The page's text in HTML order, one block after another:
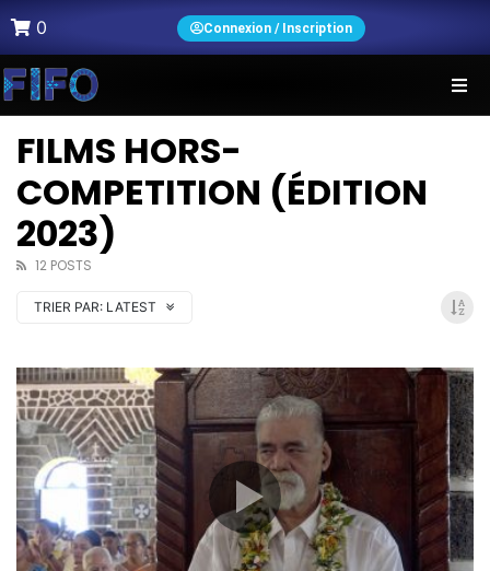
0 Connexion / Inscription
FILMS HORS-
COMPETITION (ÉDITION
2023)
12 POSTS
TRIER PAR: LATEST